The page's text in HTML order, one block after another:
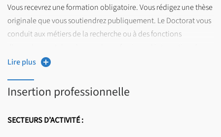
Vous recevrez une formation obligatoire. Vous rédigez une thèse
originale que vous soutiendrez publiquement. Le Doctorat vous
conduit aux métiers de la recherche ou à des fonctions
Pour en savoir plus :
Lire plus
Insertion professionnelle
SECTEURS D’ACTIVITÉ :